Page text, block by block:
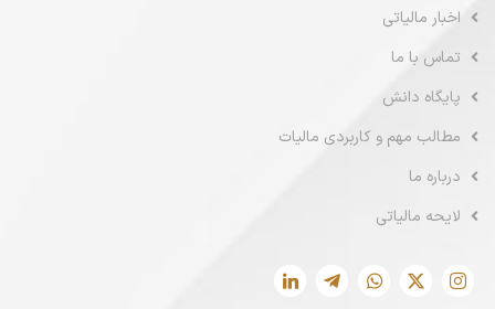
اخبار مالیاتی
تماس با ما
پایگاه دانش
مطالب مهم و کاربردی مالیات
درباره ما
لایحه مالیاتی